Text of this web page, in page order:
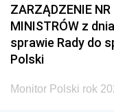
2011
2008
2005
ZARZĄDZENIE
MINISTRÓW z
sprawie Rady do
Polski
Monitor Polski rok